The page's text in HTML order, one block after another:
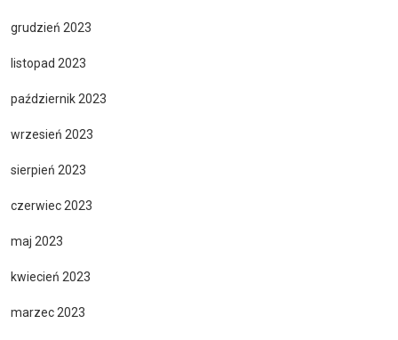
grudzień 2023
listopad 2023
październik 2023
wrzesień 2023
sierpień 2023
czerwiec 2023
maj 2023
kwiecień 2023
marzec 2023